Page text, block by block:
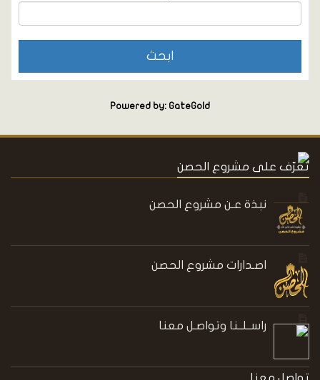
Powered by: GateGold
تعرّف على مشروع الحصن
نبذة عـن مشروع الحصن
اصـدارات مشروع الحصن
راســلــنا وتواصـل معنا
تواصل معنا